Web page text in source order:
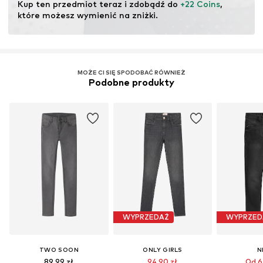
Kup ten przedmiot teraz i zdobądź do +22 Coins,
które możesz wymienić na zniżki.
MOŻE CI SIĘ SPODOBAĆ RÓWNIEŻ
Podobne produkty
TWO SOON
WYPRZEDAŻ
ONLY GIRLS